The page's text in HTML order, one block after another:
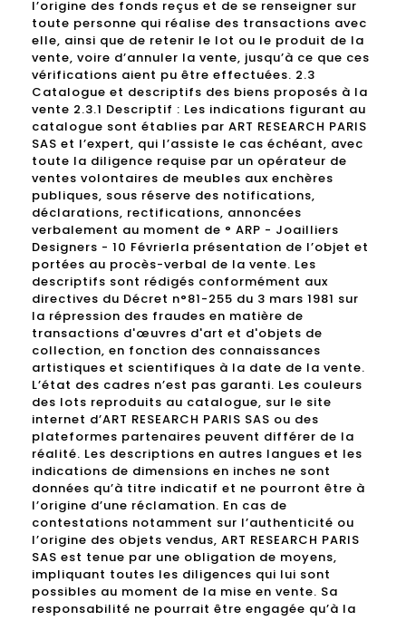
l’origine des fonds reçus et de se renseigner sur
toute personne qui réalise des transactions avec
elle, ainsi que de retenir le lot ou le produit de la
vente, voire d’annuler la vente, jusqu’à ce que ces
vérifications aient pu être effectuées. 2.3
Catalogue et descriptifs des biens proposés à la
vente 2.3.1 Descriptif : Les indications figurant au
catalogue sont établies par ART RESEARCH PARIS
SAS et l’expert, qui l’assiste le cas échéant, avec
toute la diligence requise par un opérateur de
ventes volontaires de meubles aux enchères
publiques, sous réserve des notifications,
déclarations, rectifications, annoncées
verbalement au moment de ° ARP - Joailliers
Designers - 10 Févrierla présentation de l’objet et
portées au procès-verbal de la vente. Les
descriptifs sont rédigés conformément aux
directives du Décret n°81-255 du 3 mars 1981 sur
la répression des fraudes en matière de
transactions d'œuvres d'art et d'objets de
collection, en fonction des connaissances
artistiques et scientifiques à la date de la vente.
L’état des cadres n’est pas garanti. Les couleurs
des lots reproduits au catalogue, sur le site
internet d’ART RESEARCH PARIS SAS ou des
plateformes partenaires peuvent différer de la
réalité. Les descriptions en autres langues et les
indications de dimensions en inches ne sont
données qu’à titre indicatif et ne pourront être à
l’origine d’une réclamation. En cas de
contestations notamment sur l’authenticité ou
l’origine des objets vendus, ART RESEARCH PARIS
SAS est tenue par une obligation de moyens,
impliquant toutes les diligences qui lui sont
possibles au moment de la mise en vente. Sa
responsabilité ne pourrait être engagée qu’à la